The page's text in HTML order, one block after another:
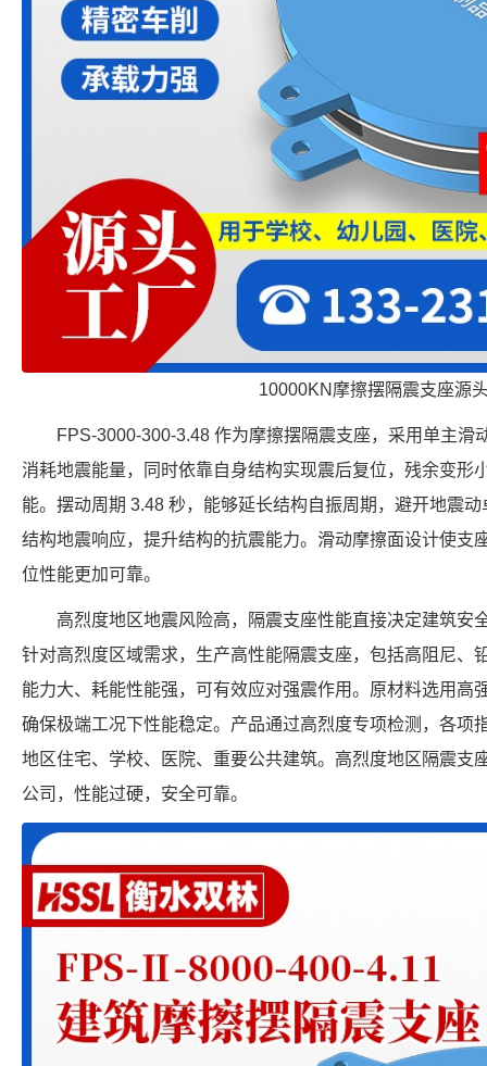
10000KN摩擦摆隔震支座源
FPS-3000-300-3.48 作为摩擦摆隔震支座，采用单主滑
消耗地震能量，同时依靠自身结构实现震后复位，残余变形
能。摆动周期 3.48 秒，能够延长结构自振周期，避开地震
结构地震响应，提升结构的抗震能力。滑动摩擦面设计使支
位性能更加可靠。
高烈度地区地震风险高，隔震支座性能直接决定建筑安
针对高烈度区域需求，生产高性能隔震支座，包括高阻尼、
能力大、耗能性能强，可有效应对强震作用。原材料选用高
确保极端工况下性能稳定。产品通过高烈度专项检测，各项
地区住宅、学校、医院、重要公共建筑。高烈度地区隔震支
公司，性能过硬，安全可靠。